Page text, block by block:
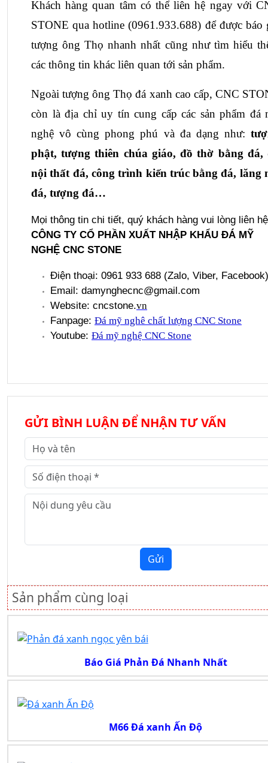
Khách hàng quan tâm có thể liên hệ ngay với
STONE qua hotline (0961.933.688) để được báo
tượng ông Thọ nhanh nhất cũng như tìm hiểu
các thông tin khác liên quan tới sản phẩm.
Ngoài tượng ông Thọ đá xanh cao cấp, CNC
còn là địa chỉ uy tín cung cấp các sản phẩm đá
nghệ vô cùng phong phú và đa dạng như:
phật, tượng thiên chúa giáo, đồ thờ bằng đá,
nội thất đá, công trình kiến trúc bằng đá, lăng
đá, tượng đá…
Mọi thông tin chi tiết, quý khách hàng vui lòng liên
CÔNG TY CỔ PHẦN XUẤT NHẬP KHẨU ĐÁ MỸ
NGHỆ CNC STONE
Điện thoại: 0961 933 688 (Zalo, Viber, Facebook)
Email: damynghecnc@gmail.com
Website: cncstone.vn
Fanpage: Đá mỹ nghê chất lượng CNC Stone
Youtube: Đá mỹ nghệ CNC Stone
GỬI BÌNH LUẬN ĐỂ NHẬN TƯ VẤN
Gửi
Sản phẩm cùng loại
Báo Giá Phản Đá Nhanh Nhất
M66 Đá xanh Ấn Độ